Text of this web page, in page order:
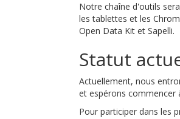
Notre chaîne d'outils
les tablettes et les
Open Data Kit et Sapelli.
Statut
Actuellement, nous
et espérons commencer
Pour participer dans les